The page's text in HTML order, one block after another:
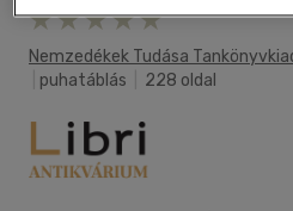
Nemzedékek Tudása
puhatáblás 228 oldal